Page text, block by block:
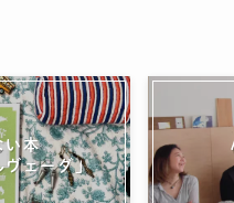
い本
ヴェーダ」